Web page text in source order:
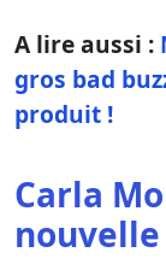
A lire aussi :
gros bad
produit !
Carla